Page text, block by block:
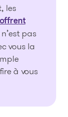
les
offrent
pas
vous la
à vous